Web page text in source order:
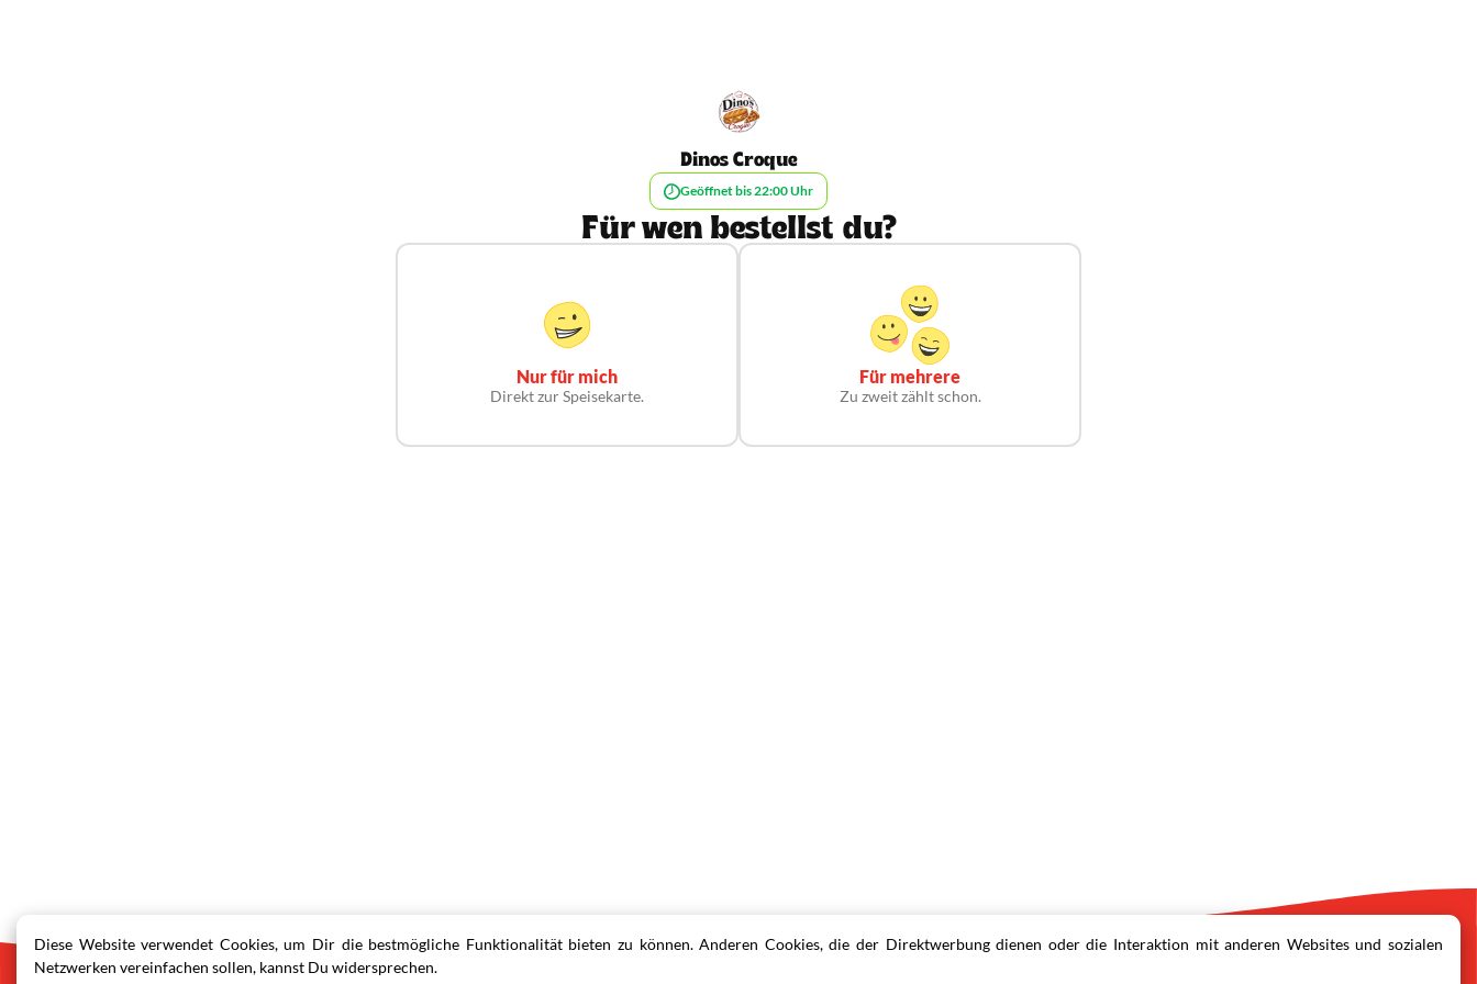
Dinos Croque
Geöffnet bis 22:00 Uhr
Für wen bestellst du?
Nur für mich
Direkt zur Speisekarte.
Für mehrere
Zu zweit zählt schon.
Diese Website verwendet Cookies, um Dir die bestmögliche Funktionalität bieten zu können. Anderen Cookies, die der Direktwerbung dienen oder die Interaktion mit anderen Websites und sozialen
Netzwerken vereinfachen sollen, kannst Du widersprechen.